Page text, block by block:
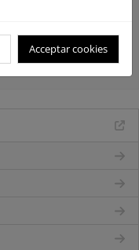
Acceptar cookies